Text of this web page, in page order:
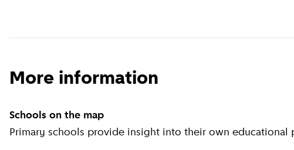
More information
Schools on the map
Primary schools provide insight into their own educational